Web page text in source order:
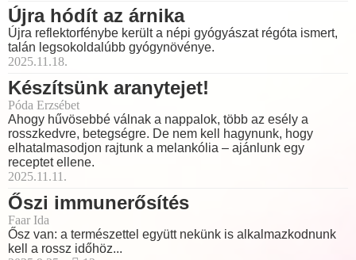
Újra hódít az árnika
Újra reflektorfénybe került a népi gyógyászat régóta ismert,
talán legsokoldalúbb gyógynövénye.
2025.11.18.
Készítsünk aranytejet!
Póda Erzsébet
Ahogy hűvösebbé válnak a nappalok, több az esély a
rosszkedvre, betegségre. De nem kell hagynunk, hogy
elhatalmasodjon rajtunk a melankólia – ajánlunk egy
receptet ellene.
2025.11.11.
Őszi immunerősítés
Faar Ida
Ősz van: a természettel együtt nekünk is alkalmazkodnunk
kell a rossz időhöz...